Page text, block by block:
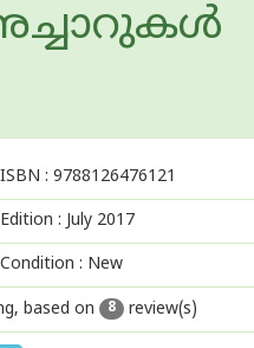
ISBN : 9788126476121
Edition : July 2017
Condition : New
based on 8 review(s)